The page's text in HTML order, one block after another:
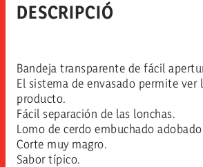
DESCRIPCIÓ
Bandeja transparente de fácil
El sistema de envasado permite
producto.
Fácil separación de las lonchas.
Lomo de cerdo embuchado
Corte muy magro.
Sabor típico.